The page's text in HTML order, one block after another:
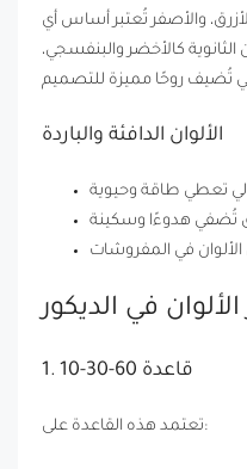
والأصفر تُعتبر أساس أي
كالأخضر والبنفسجي،
الألوان الدافئة والباردة
في الديكور
1. قاعدة 60-30-10
تعتمد هذه القاعدة على: